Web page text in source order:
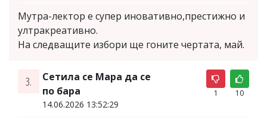
Мутра-лектор е супер иновативно,престижно и
ултракреативно.
На следващите избори ще гоните чертата, май.
3.
Сетила се Мара да се
по бара
14.06.2026 13:52:29
1 10